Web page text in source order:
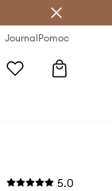
JournalPomoc
5.0